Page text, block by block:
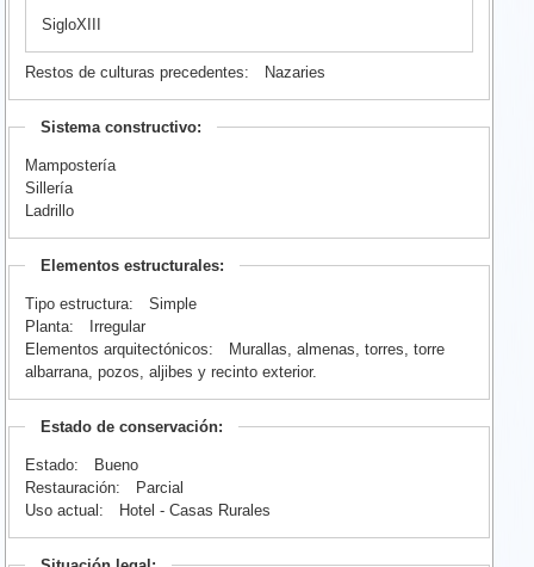
SigloXIII
Restos de culturas precedentes: Nazaries
Sistema constructivo:
Mampostería
Sillería
Ladrillo
Elementos estructurales:
Tipo estructura:
Simple
Planta:
Irregular
Elementos arquitectónicos:
Murallas, almenas, torres, torre
albarrana, pozos, aljibes y recinto exterior.
Estado de conservación:
Estado:
Bueno
Restauración:
Parcial
Uso actual:
Hotel - Casas Rurales